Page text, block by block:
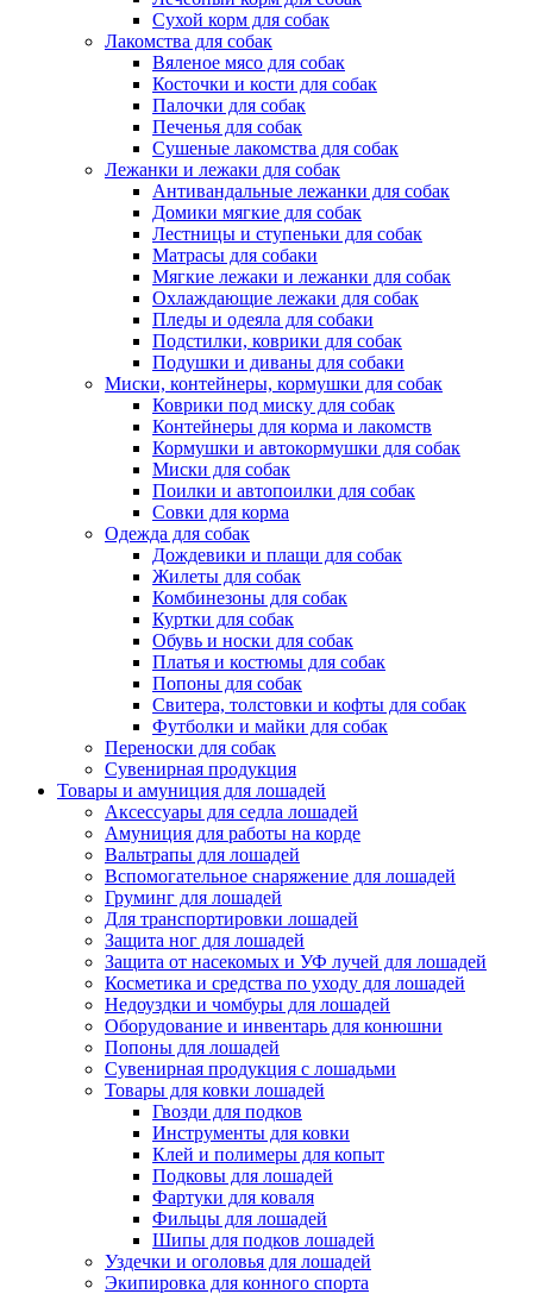
Сухой корм для собак
Лакомства для собак
Вяленое мясо для собак
Косточки и кости для собак
Палочки для собак
Печенья для собак
Сушеные лакомства для собак
Лежанки и лежаки для собак
Антивандальные лежанки для собак
Домики мягкие для собак
Лестницы и ступеньки для собак
Матрасы для собаки
Мягкие лежаки и лежанки для собак
Охлаждающие лежаки для собак
Пледы и одеяла для собаки
Подстилки, коврики для собак
Подушки и диваны для собаки
Миски, контейнеры, кормушки для собак
Коврики под миску для собак
Контейнеры для корма и лакомств
Кормушки и автокормушки для собак
Миски для собак
Поилки и автопоилки для собак
Совки для корма
Одежда для собак
Дождевики и плащи для собак
Жилеты для собак
Комбинезоны для собак
Куртки для собак
Обувь и носки для собак
Платья и костюмы для собак
Попоны для собак
Свитера, толстовки и кофты для собак
Футболки и майки для собак
Переноски для собак
Сувенирная продукция
Товары и амуниция для лошадей
Аксессуары для седла лошадей
Амуниция для работы на корде
Вальтрапы для лошадей
Вспомогательное снаряжение для лошадей
Груминг для лошадей
Для транспортировки лошадей
Защита ног для лошадей
Защита от насекомых и УФ лучей для лошадей
Косметика и средства по уходу для лошадей
Недоуздки и чомбуры для лошадей
Оборудование и инвентарь для конюшни
Попоны для лошадей
Сувенирная продукция с лошадьми
Товары для ковки лошадей
Гвозди для подков
Инструменты для ковки
Клей и полимеры для копыт
Подковы для лошадей
Фартуки для коваля
Фильцы для лошадей
Шипы для подков лошадей
Уздечки и оголовья для лошадей
Экипировка для конного спорта